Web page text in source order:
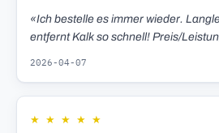
«Ich bestelle es immer wieder.
entfernt Kalk so schnell! Preis/
2026-04-07
★ ★ ★ ★ ★